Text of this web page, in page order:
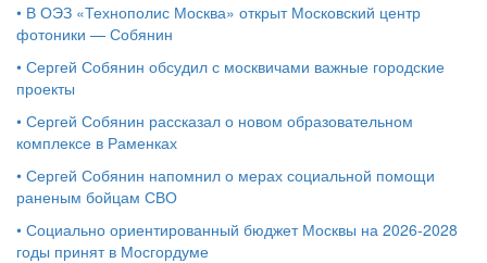
• В ОЭЗ «Технополис Москва» открыт Московский центр
фотоники — Собянин
• Сергей Собянин обсудил с москвичами важные городские
проекты
• Сергей Собянин рассказал о новом образовательном
комплексе в Раменках
• Сергей Собянин напомнил о мерах социальной помощи
раненым бойцам СВО
• Социально ориентированный бюджет Москвы на 2026-2028
годы принят в Мосгордуме